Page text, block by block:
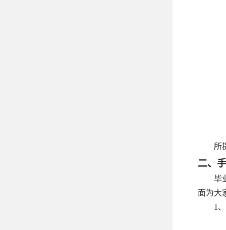
所
二、
毕
面为大
1